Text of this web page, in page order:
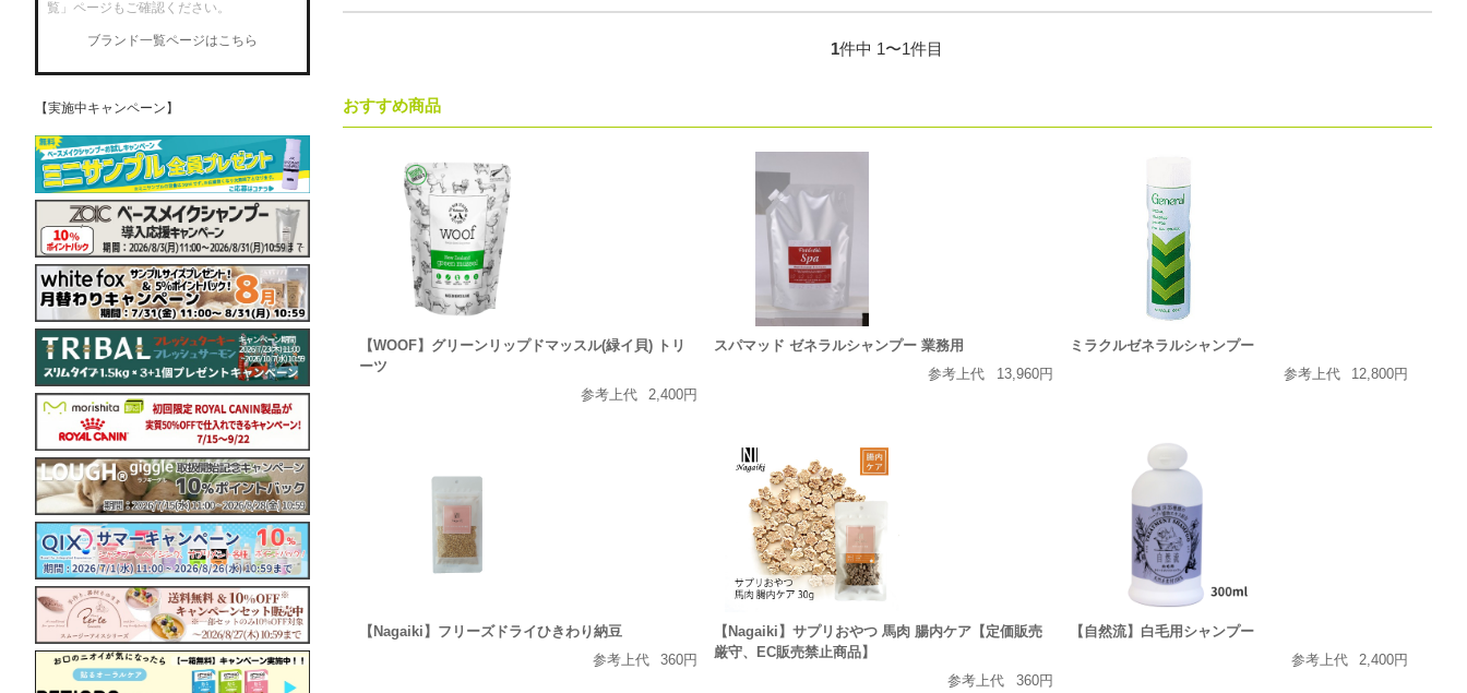
1件中 1〜1件目
おすすめ商品
【WOOF】グリーンリップドマッスル(緑イ貝) トリ
ーツ
参考上代
2,400円
スパマッド ゼネラルシャンプー 業務用
参考上代
13,960円
ミラクルゼネラルシャンプー
参考上代
12,800円
【Nagaiki】フリーズドライひきわり納豆
参考上代
360円
【Nagaiki】サプリおやつ 馬肉 腸内ケア【定価販売
厳守、EC販売禁止商品】
参考上代
360円
【自然流】白毛用シャンプー
参考上代
2,400円
覧」ページもご確認ください。
ブランド一覧ページはこちら
【実施中キャンペーン】